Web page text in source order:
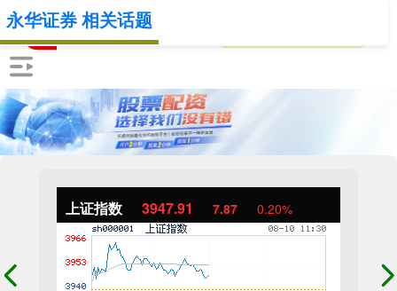
上证指数 3947.91 7.87 0.20%
永华证券 相关话题